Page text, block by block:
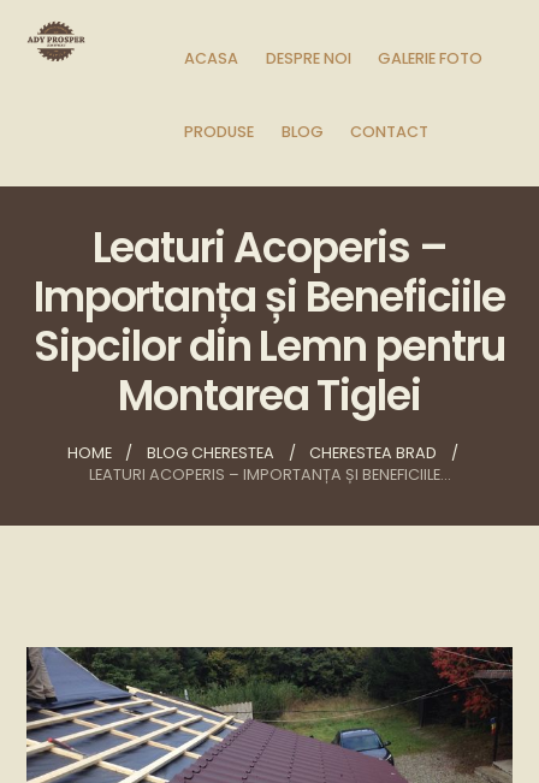
ACASA DESPRE NOI GALERIE FOTO
PRODUSE BLOG CONTACT
Leaturi Acoperis –
Importanța și Beneficiile
Sipcilor din Lemn pentru
Montarea Tiglei
HOME BLOG CHERESTEA
CHERESTEA BRAD
LEATURI ACOPERIS – IMPORTANȚA ȘI BENEFICIILE...